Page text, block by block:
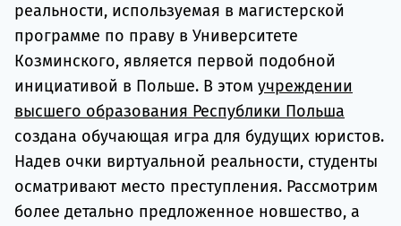
реальности, используемая в магистерской
программе по праву в Университете
Козминского, является первой подобной
инициативой в Польше. В этом учреждении
высшего образования Республики Польша
создана обучающая игра для будущих юристов.
Надев очки виртуальной реальности, студенты
осматривают место преступления. Рассмотрим
более детально предложенное новшество, а